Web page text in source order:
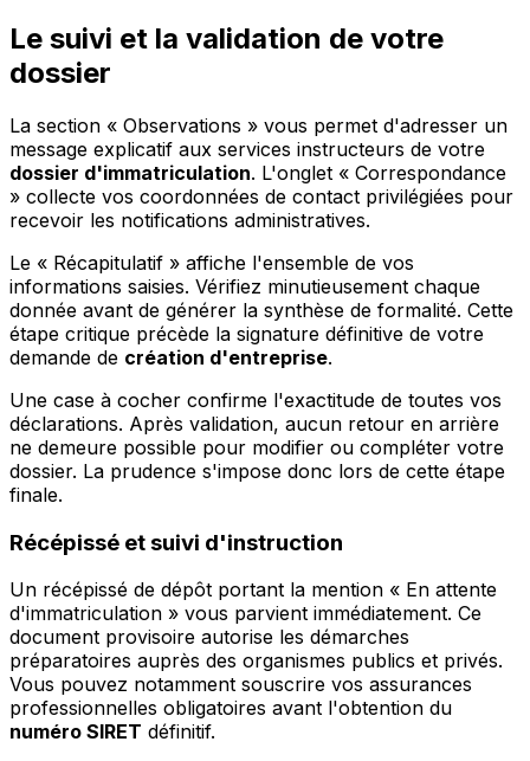
Le suivi et la validation de votre
dossier
La section « Observations » vous permet d'adresser un
message explicatif aux services instructeurs de votre
dossier d'immatriculation. L'onglet « Correspondance
» collecte vos coordonnées de contact privilégiées pour
recevoir les notifications administratives.
Le « Récapitulatif » affiche l'ensemble de vos
informations saisies. Vérifiez minutieusement chaque
donnée avant de générer la synthèse de formalité. Cette
étape critique précède la signature définitive de votre
demande de création d'entreprise.
Une case à cocher confirme l'exactitude de toutes vos
déclarations. Après validation, aucun retour en arrière
ne demeure possible pour modifier ou compléter votre
dossier. La prudence s'impose donc lors de cette étape
finale.
Récépissé et suivi d'instruction
Un récépissé de dépôt portant la mention « En attente
d'immatriculation » vous parvient immédiatement. Ce
document provisoire autorise les démarches
préparatoires auprès des organismes publics et privés.
Vous pouvez notamment souscrire vos assurances
professionnelles obligatoires avant l'obtention du
numéro SIRET définitif.